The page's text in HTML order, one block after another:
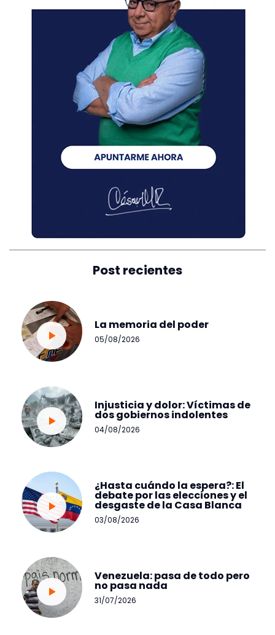
Post recientes
La memoria del poder
05/08/2026
Injusticia y dolor: Víctimas de
dos gobiernos indolentes
04/08/2026
¿Hasta cuándo la espera?: El
debate por las elecciones y el
desgaste de la Casa Blanca
03/08/2026
Venezuela: pasa de todo pero
no pasa nada
31/07/2026